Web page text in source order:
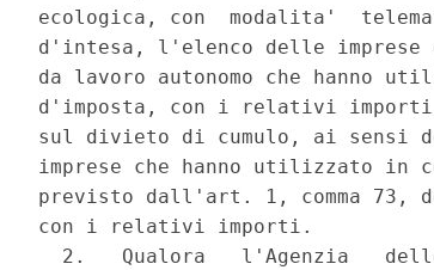
ecologica, con  modalita'
d'intesa, l'elenco delle
da lavoro autonomo che hanno
d'imposta, con i relativi
sul divieto di cumulo, ai sensi
imprese che hanno utilizzato in
previsto dall'art. 1, comma 73,
con i relativi importi.
2.   Qualora   l'Agenzia